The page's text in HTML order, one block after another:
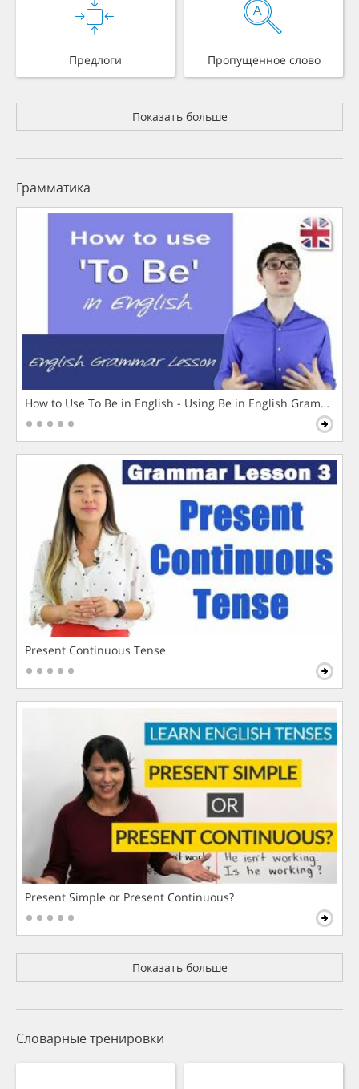
Предлоги Пропущенное слово
Показать больше
Грамматика
How to Use To Be in English - Using Be in English Grammar
Present Continuous Tense
Present Simple or Present Continuous?
Показать больше
Словарные тренировки